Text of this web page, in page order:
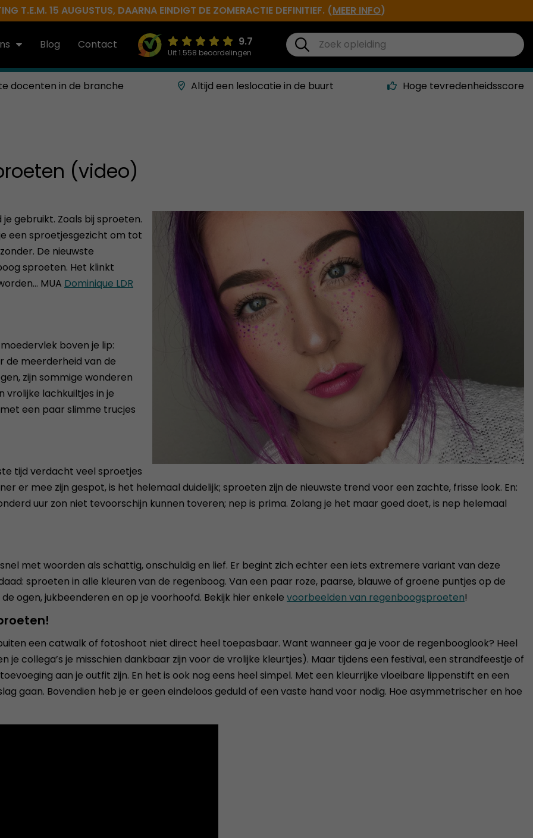
T.E.M. 15 AUGUSTUS, DAARNA EINDIGT DE ZOMERACTIE DEFINITIEF. (MEER INFO)
Blog Contact 9.7
Uit 1.558 beoordelingen
docenten in de branche Altijd een leslocatie in de buurt Hoge tevredenheidsscore
(video)
gebruikt. Zoals bij sproeten.
een sproetjesgezicht om tot
De nieuwste
sproeten. Het klinkt
MUA Dominique LDR
boven je lip:
de meerderheid van de
zijn sommige wonderen
vrolijke lachkuiltjes in je
een paar slimme trucjes
tijd verdacht veel sproetjes
er mee zijn gespot, is het helemaal duidelijk; sproeten zijn de nieuwste trend voor een zachte, frisse look. En:
uur zon niet tevoorschijn kunnen toveren; nep is prima. Zolang je het maar goed doet, is nep helemaal
met woorden als schattig, onschuldig en lief. Er begint zich echter een iets extremere variant van deze
sproeten in alle kleuren van de regenboog. Van een paar roze, paarse, blauwe of groene puntjes op de
ogen, jukbeenderen en op je voorhoofd. Bekijk hier enkele voorbeelden van regenboogsproeten!
een catwalk of fotoshoot niet direct heel toepasbaar. Want wanneer ga je voor de regenbooglook? Heel
collega’s je misschien dankbaar zijn voor de vrolijke kleurtjes). Maar tijdens een festival, een strandfeestje of
aan je outfit zijn. En het is ook nog eens heel simpel. Met een kleurrijke vloeibare lippenstift en een
gaan. Bovendien heb je er geen eindeloos geduld of een vaste hand voor nodig. Hoe asymmetrischer en hoe